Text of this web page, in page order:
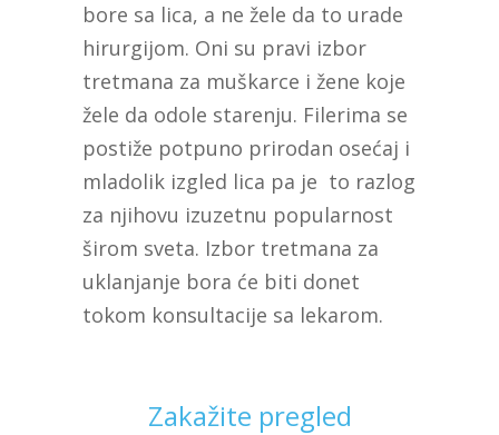
bore sa lica, a ne žele da to urade
hirurgijom. Oni su pravi izbor
tretmana za muškarce i žene koje
žele da odole starenju. Filerima se
postiže potpuno prirodan osećaj i
mladolik izgled lica pa je to razlog
za njihovu izuzetnu popularnost
širom sveta. Izbor tretmana za
uklanjanje bora će biti donet
tokom konsultacije sa lekarom.
Zakažite pregled